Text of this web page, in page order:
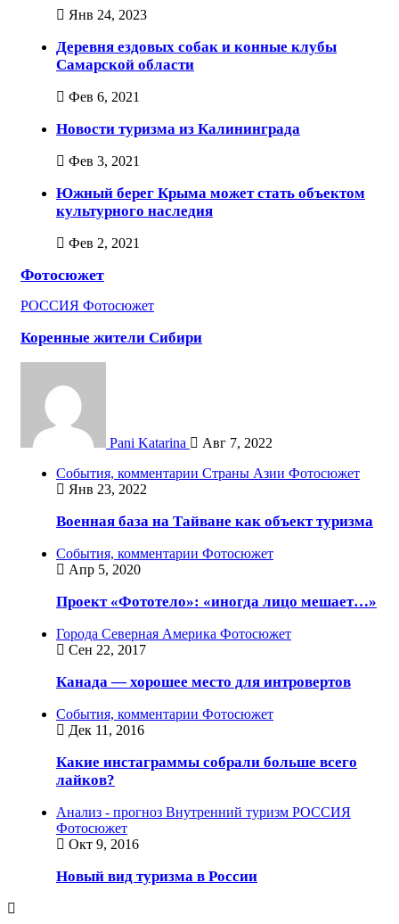
Янв 24, 2023
Деревня ездовых собак и конные клубы
Самарской области
Фев 6, 2021
Новости туризма из Калининграда
Фев 3, 2021
Южный берег Крыма может стать объектом
культурного наследия
Фев 2, 2021
Фотосюжет
РОССИЯ Фотосюжет
Коренные жители Сибири
Pani Katarina
Авг 7, 2022
События, комментарии Страны Азии Фотосюжет
Янв 23, 2022
Военная база на Тайване как объект туризма
События, комментарии Фотосюжет
Апр 5, 2020
Проект «Фототело»: «иногда лицо мешает…»
Города Северная Америка Фотосюжет
Сен 22, 2017
Канада — хорошее место для интровертов
События, комментарии Фотосюжет
Дек 11, 2016
Какие инстаграммы собрали больше всего
лайков?
Анализ - прогноз Внутренний туризм РОССИЯ
Фотосюжет
Окт 9, 2016
Новый вид туризма в России